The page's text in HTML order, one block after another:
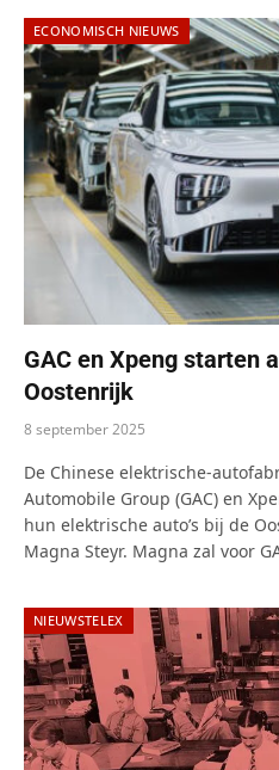
ECONOMISCH NIEUWS
GAC en Xpeng starten
Oostenrijk
8 september 2025
De Chinese elektrische-
Automobile Group (GAC) en
hun elektrische auto’s bij de
Magna Steyr. Magna zal voor
NIEUWSTELEX